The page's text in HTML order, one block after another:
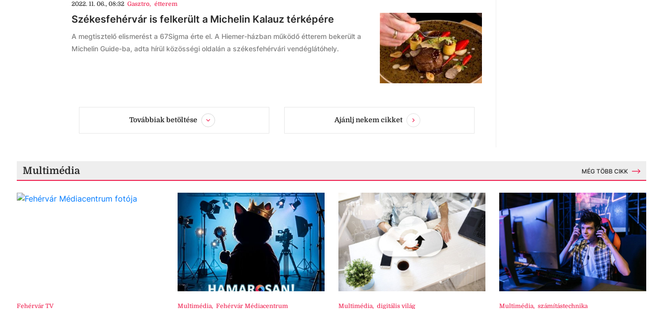
2022. 11. 06., 08:32 Gasztro, étterem
Székesfehérvár is felkerült a Michelin Kalauz térképére
A megtisztelő elismerést a 67Sigma érte el. A Hiemer-házban működő étterem bekerült a
Michelin Guide-ba, adta hírül közösségi oldalán a székesfehérvári vendéglátóhely.
Továbbiak betöltése Ajánlj nekem cikket
Multimédia MÉG TÖBB CIKK
Fehérvár TV Multimédia, Fehérvár Médiacentrum Multimédia, digitális világ Multimédia, számítástechnika